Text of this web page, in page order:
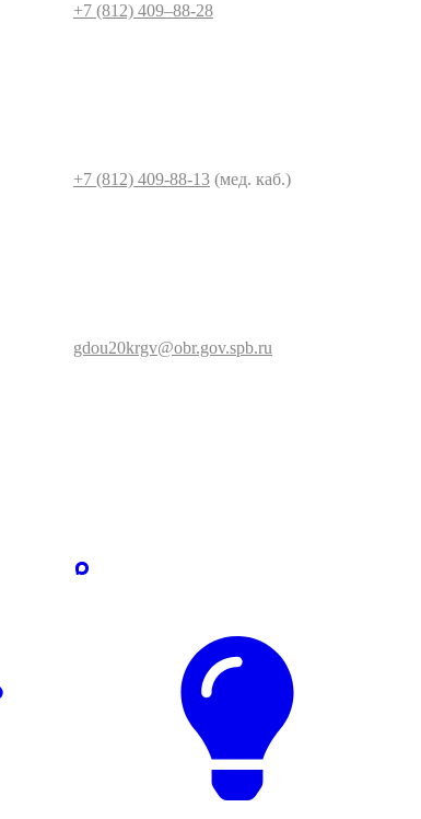
+7 (812) 409–88-28
+7 (812) 409-88-13 (мед. каб.)
gdou20krgv@obr.gov.spb.ru